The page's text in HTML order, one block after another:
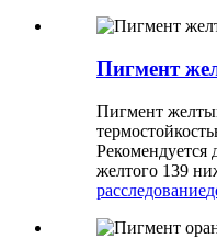
Пигмент
Пигмент
желтого 139
расследование